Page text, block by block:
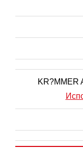
KR?MMER